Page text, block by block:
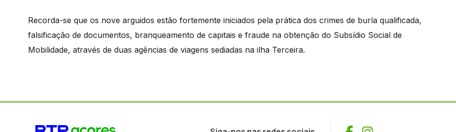
Recorda-se que os nove arguidos estão fortemente iniciados pela prática dos crimes de burla qualificada,
falsificação de documentos, branqueamento de capitais e fraude na obtenção do Subsídio Social de
Mobilidade, através de duas agências de viagens sediadas na ilha Terceira.